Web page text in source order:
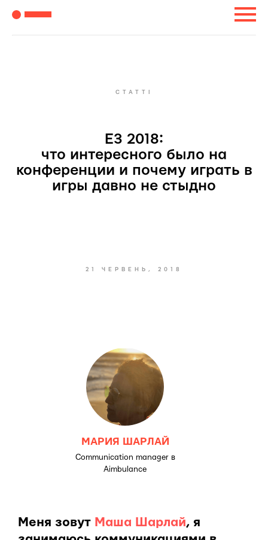
СТАТТІ
Е3 2018:
что интересного было на
конференции и почему играть в
игры давно не стыдно
21 ЧЕРВЕНЬ, 2018
МАРИЯ ШАРЛАЙ
Communication manager в
Aimbulance
Меня зовут Маша Шарлай, я